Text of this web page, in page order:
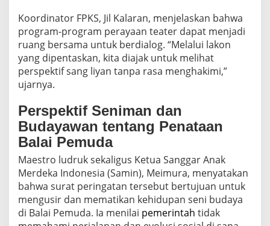
Koordinator FPKS, Jil Kalaran, menjelaskan bahwa
program-program perayaan teater dapat menjadi
ruang bersama untuk berdialog. “Melalui lakon
yang dipentaskan, kita diajak untuk melihat
perspektif sang liyan tanpa rasa menghakimi,”
ujarnya.
Perspektif Seniman dan
Budayawan tentang Penataan
Balai Pemuda
Maestro ludruk sekaligus Ketua Sanggar Anak
Merdeka Indonesia (Samin), Meimura, menyatakan
bahwa surat peringatan tersebut bertujuan untuk
mengusir dan mematikan kehidupan seni budaya
di Balai Pemuda. Ia menilai pemerintah tidak